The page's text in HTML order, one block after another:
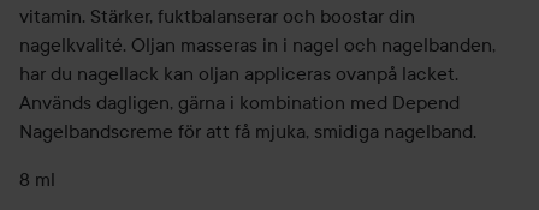
vitamin. Stärker, fuktbalanserar och boostar din
nagelkvalité. Oljan masseras in i nagel och nagelbanden,
har du nagellack kan oljan appliceras ovanpå lacket.
Används dagligen, gärna i kombination med Depend
Nagelbandscreme för att få mjuka, smidiga nagelband.
8 ml